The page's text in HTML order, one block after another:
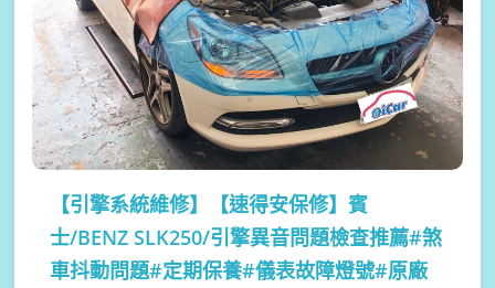
【引擎系統維修】
【速得安保修】賓
士/BENZ SLK250/引擎異音問題檢查推薦#煞
車抖動問題#定期保養#儀表故障燈號#原廠